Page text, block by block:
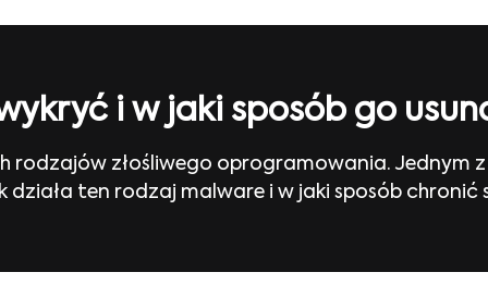
i w jaki sposób go
rodzajów złośliwego oprogramowania. Jednym
działa ten rodzaj malware i w jaki sposób